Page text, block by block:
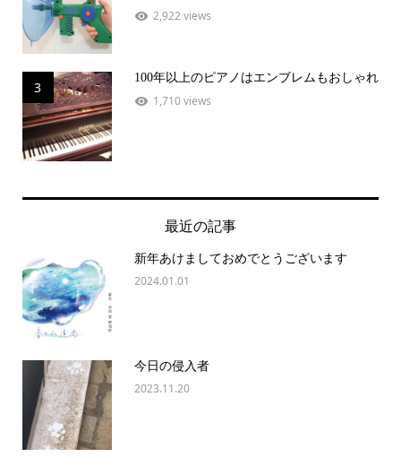
2,922 views
3
100年以上のピアノはエンブレムもおしゃれ
1,710 views
最近の記事
新年あけましておめでとうございます
2024.01.01
今日の侵入者
2023.11.20